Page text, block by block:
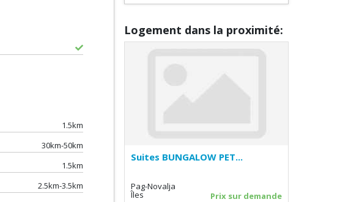
1.5km
30km-50km
1.5km
2.5km-3.5km
Logement dans la proximité:
Suites BUNGALOW PET...
Pag-Novalja
Îles Prix sur demande